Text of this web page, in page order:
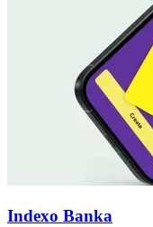
Indexo Banka